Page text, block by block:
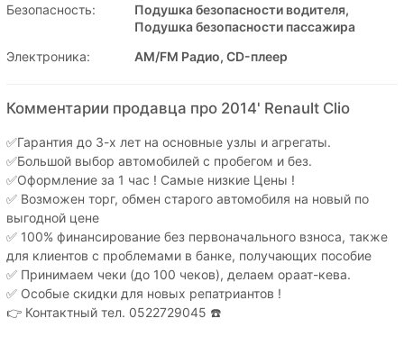
Безопасность:
Подушка безопасности водителя,
Подушка безопасности пассажира
Электроника:
AM/FM Радио, CD-плеер
Комментарии продавца про 2014' Renault Clio
✅Гарантия до 3-х лет на основные узлы и агрегаты.
✅Большой выбор автомобилей с пробегом и без.
✅Оформление за 1 час ! Самые низкие Цены !
✅ Возможен торг, обмен старого автомобиля на новый по
выгодной цене
✅ 100% финансирование без первоначального взноса, также
для клиентов с проблемами в банке, получающих пособие
✅ Принимаем чеки (до 100 чеков), делаем ораат-кева.
✅ Особые скидки для новых репатриантов !
👉 Контактный тел. 0522729045 ☎️